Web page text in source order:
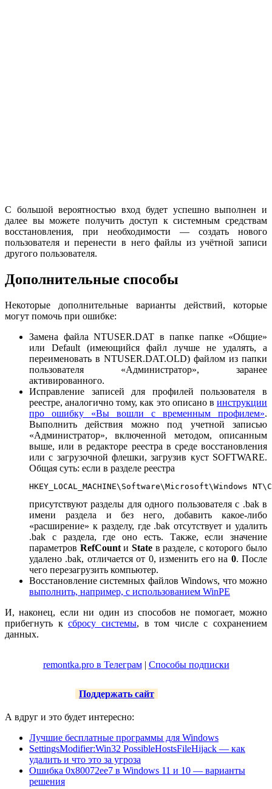
С большой вероятностью вход будет успешно выполнен и
далее вы можете получить доступ к системным средствам
восстановления, при необходимости — создать нового
пользователя и перенести в него файлы из учётной записи
другого пользователя.
Дополнительные способы
Некоторые дополнительные варианты действий, которые
могут помочь при ошибке:
Замена файла NTUSER.DAT в папке папке «Общие»
или Default (имеющийся файл лучше не удалять, а
переименовать в NTUSER.DAT.OLD) файлом из папки
пользователя «Администратор», заранее
активированного.
Исправление записей для профилей пользователя в
реестре, аналогично тому, как это описано в инструкции
про ошибку «Вы вошли с временным профилем».
Выполнить действия можно под учетной записью
«Администратор», включенной методом, описанным
выше, или в редакторе реестра в среде восстановления
или с загрузочной флешки, загрузив куст SOFTWARE.
Общая суть: если в разделе реестра
HKEY_LOCAL_MACHINE\Software\Microsoft\Windows
присутствуют разделы для одного пользователя с .bak в
имени раздела и без него, добавить какое-либо
«расширение» к разделу, где .bak отсутствует и удалить
.bak с раздела, где оно есть. Также, если значение
параметров RefCountи Stateв разделе, с которого было
удалено .bak, отличается от 0, изменить его на 0. После
чего перезагрузить компьютер.
Восстановление системных файлов Windows, что можно
выполнить, например, с использованием WinPE
И, наконец, если ни один из способов не помогает, можно
прибегнуть ксбросу системы, в том числе с сохранением
данных.
remontka.pro в Телеграм| Способы подписки
Поддержать сайт
А вдруг и это будет интересно:
Лучшие бесплатные программы для Windows
SettingsModifier:Win32 PossibleHostsFileHijack — как
удалить и что это за угроза
Ошибка 0x80072ee7 в Windows 11 и 10 — варианты
решения